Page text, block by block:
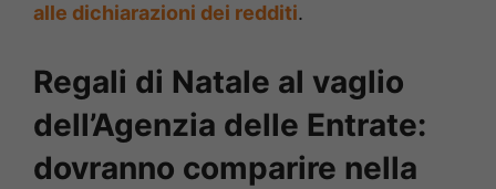
alle dichiarazioni dei redditi.
Regali di Natale al vaglio
dell’Agenzia delle Entrate:
dovranno comparire nella